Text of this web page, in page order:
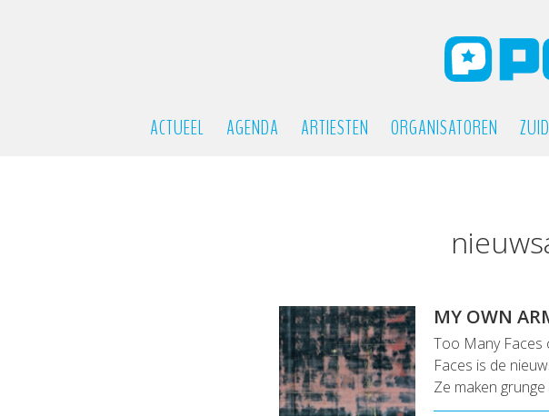
ACTUEEL AGENDA ARTIESTEN ORGANISATOREN
MY OWN
Too Many Faces
Faces is de
Ze maken